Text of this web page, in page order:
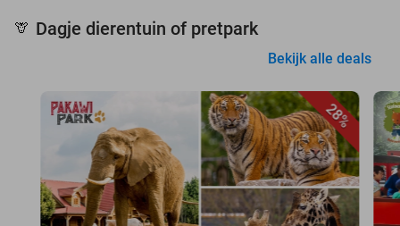
🦒 Dagje dierentuin of pretpark
Bekijk alle deals
28%